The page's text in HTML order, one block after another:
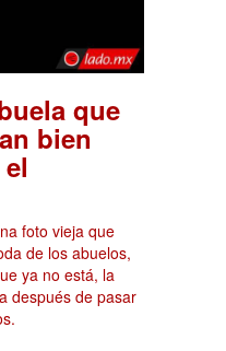
que
bien
foto vieja que
de los abuelos,
ya no está, la
después de pasar